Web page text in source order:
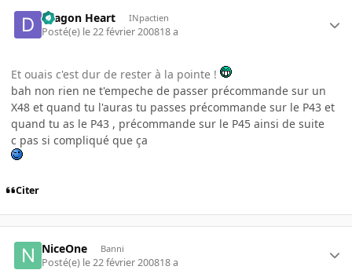
Dragon Heart INpactien
Posté(e) le 22 février 200818 a
Et ouais c'est dur de rester à la pointe !
bah non rien ne t'empeche de passer précommande sur un
X48 et quand tu l'auras tu passes précommande sur le P43 et
quand tu as le P43 , précommande sur le P45 ainsi de suite
c pas si compliqué que ça
Citer
NiceOne Banni
Posté(e) le 22 février 200818 a